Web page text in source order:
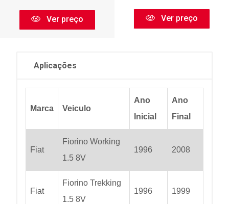
Ver preço Ver preço
Aplicações
Marca Veiculo
Ano
Inicial
Ano
Final
Fiat
Fiorino Working
1.5 8V
1996 2008
Fiat
Fiorino Trekking
1.5 8V
1996 1999